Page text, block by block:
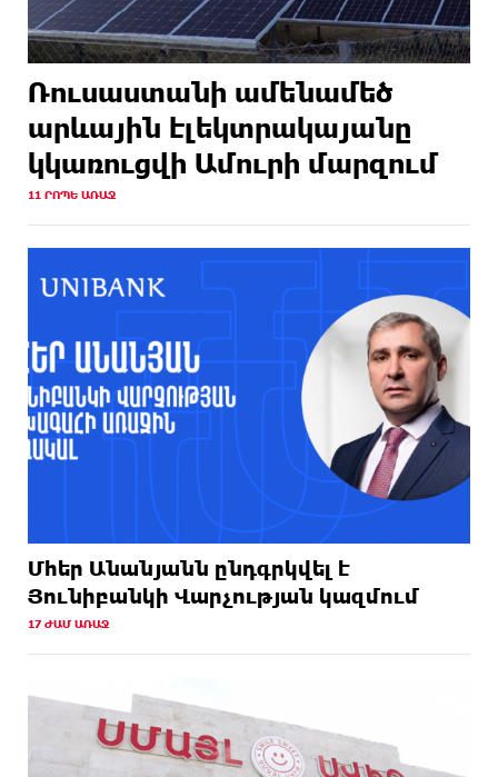
Ռուսաստանի ամենամեծ
արևային էլեկտրակայանը
կկառուցվի Ամուրի մարզում
11 ՐՈՊԵ ԱՌԱՋ
Մհեր Անանյանն ընդգրկվել է
Յունիբանկի Վարչության կազմում
17 ԺԱՄ ԱՌԱՋ